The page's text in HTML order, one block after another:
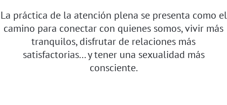
La práctica de la atención plena se presenta como el
camino para conectar con quienes somos, vivir más
tranquilos, disfrutar de relaciones más
satisfactorias... y tener una sexualidad más
consciente.